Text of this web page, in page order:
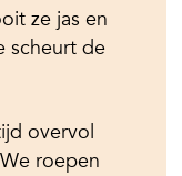
ze jas en
scheurt de
overvol
roepen